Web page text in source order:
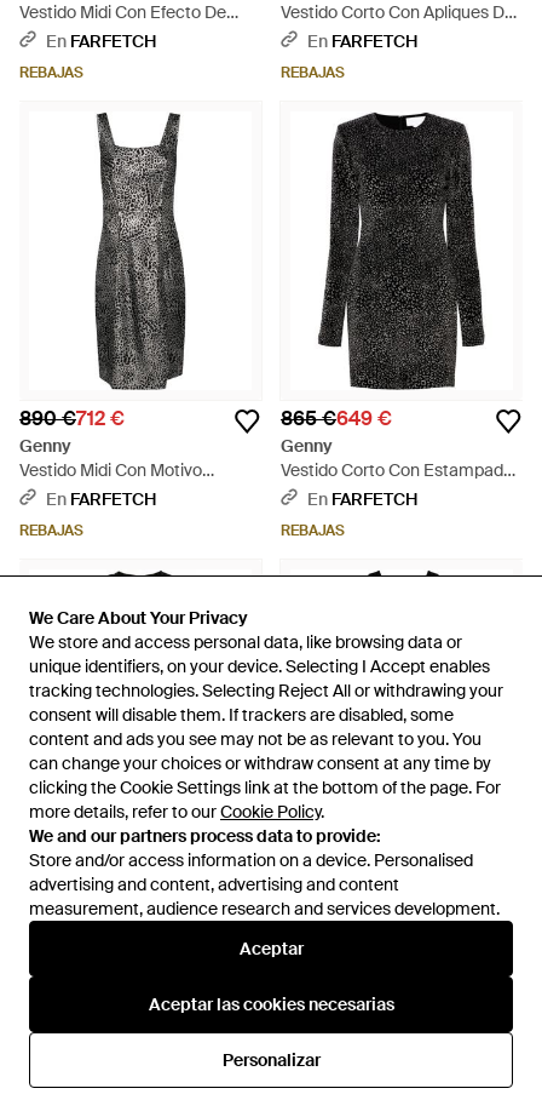
We Care About Your Privacy
We store and access personal data, like browsing data or
unique identifiers, on your device. Selecting I Accept enables
tracking technologies. Selecting Reject All or withdrawing your
consent will disable them. If trackers are disabled, some
content and ads you see may not be as relevant to you. You
can change your choices or withdraw consent at any time by
clicking the Cookie Settings link at the bottom of the page. For
more details, refer to ourCookie Policy.
We and our partners process data to provide:
Store and/or access information on a device. Personalised
advertising and content, advertising and content
measurement, audience research and services development.
Aceptar
Aceptar las cookies necesarias
Personalizar
We Care About Your Privacy
We store and access personal data, like browsing data or
unique identifiers, on your device. Selecting I Accept enables
tracking technologies. Selecting Reject All or withdrawing your
consent will disable them. If trackers are disabled, some
content and ads you see may not be as relevant to you. You
can change your choices or withdraw consent at any time by
clicking the Cookie Settings link at the bottom of the page. For
more details, refer to ourCookie Policy.
We and our partners process data to provide:
Store and/or access information on a device. Personalised
advertising and content, advertising and content
measurement, audience research and services development.
Aceptar
Aceptar las cookies necesarias
Personalizar
Vestido Midi Con Efecto De
Mélange - Gris
En FARFETCH
REBAJAS
Vestido Corto Con Apliques De
Strass - Blanco
En FARFETCH
REBAJAS
890 €712 €
Genny
Vestido Midi Con Motivo
Animalier En Jacquard - Negro
En FARFETCH
REBAJAS
865 €649 €
Genny
Vestido Corto Con Estampado
Animalier - Negro
En FARFETCH
REBAJAS
945 €756 €
Genny
Vestido Corto Con Apliques De
1 080 €811 €
Genny
Vestido Midi Con Aberturas
Translúcidas - Negro